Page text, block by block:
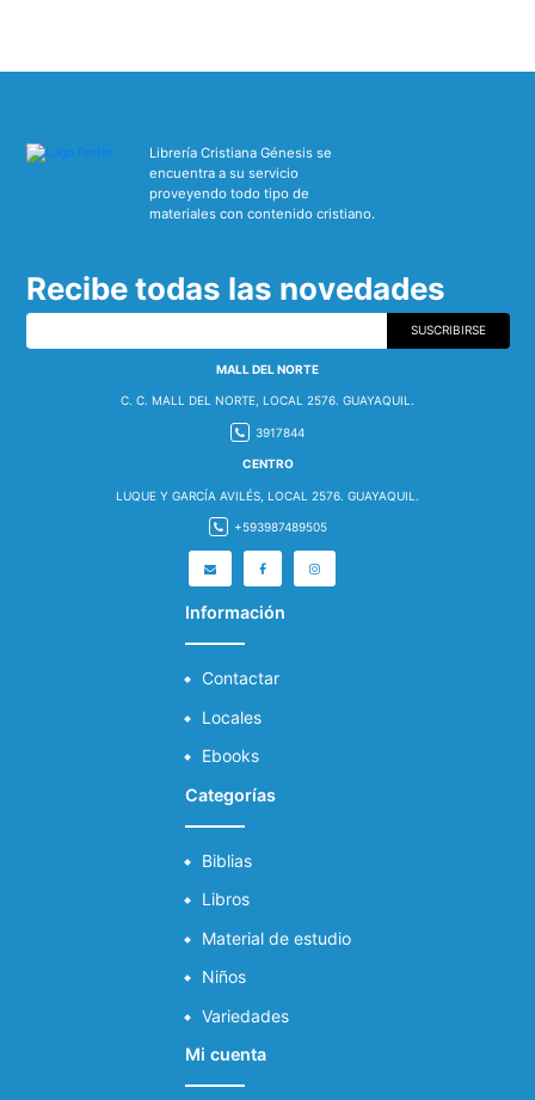
Librería Cristiana Génesis se
encuentra a su servicio
proveyendo todo tipo de
materiales con contenido cristiano.
Recibe todas las novedades
SUSCRIBIRSE
MALL DEL NORTE
C. C. MALL DEL NORTE, LOCAL 2576. GUAYAQUIL.
3917844
CENTRO
LUQUE Y GARCÍA AVILÉS, LOCAL 2576. GUAYAQUIL.
+593987489505
Información
Contactar
Locales
Ebooks
Categorías
Biblias
Libros
Material de estudio
Niños
Variedades
Mi cuenta